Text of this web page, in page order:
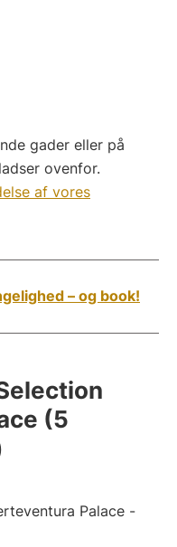
gader eller på
ovenfor.
af vores
– og book!
(5